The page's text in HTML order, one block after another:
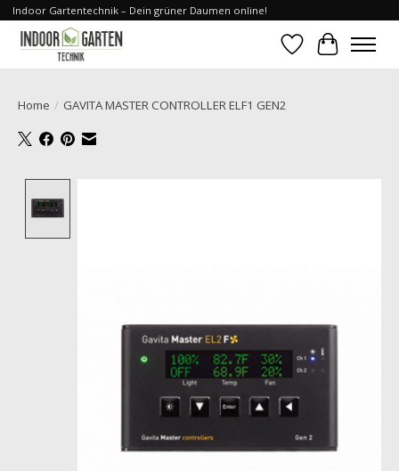
Indoor Gartentechnik – Dein grüner Daumen online!
Verlanglijst
Home / GAVITA MASTER CONTROLLER ELF1 GEN2